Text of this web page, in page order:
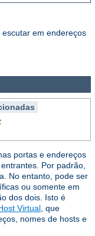
em endereços
portas e endereços
Por padrão,
No entanto, pode ser
ou somente em
dos dois. Isto é
Virtual , que
nomes de hosts e